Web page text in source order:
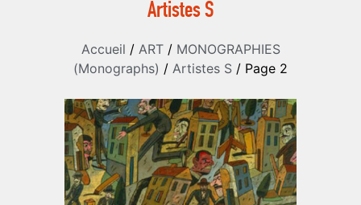
Artistes S
Accueil / ART/ MONOGRAPHIES
(Monographs) / Artistes S / Page 2